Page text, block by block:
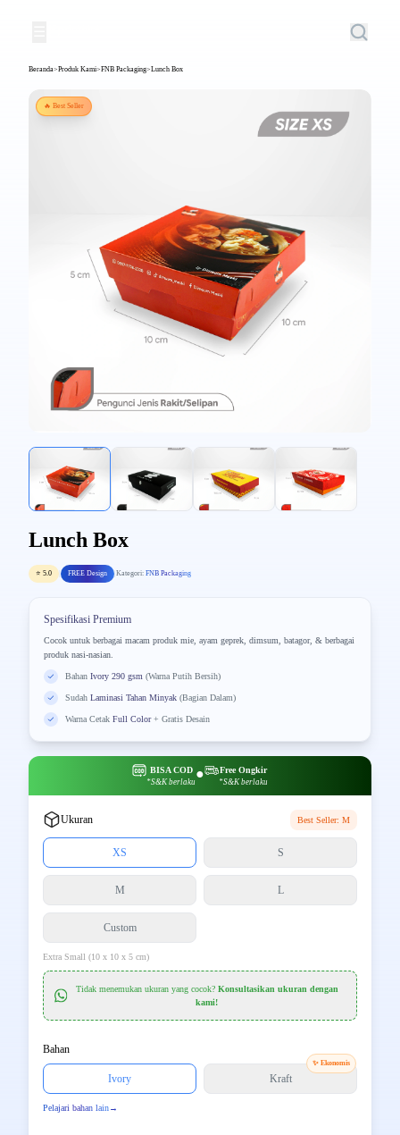
Beranda>Produk Kami>FNB Packaging>Lunch Box
🔥 Best Seller
Lunch Box
⭐ 5.0 FREE Design Kategori: FNB Packaging
Spesifikasi Premium
Cocok untuk berbagai macam produk mie, ayam geprek, dimsum, batagor, & berbagai
produk nasi-nasian.
Bahan Ivory 290 gsm (Warna Putih Bersih)
Sudah Laminasi Tahan Minyak (Bagian Dalam)
Warna Cetak Full Color+ Gratis Desain
BISA COD
*S&K berlaku
● Free Ongkir
*S&K berlaku
Ukuran Best Seller: M
XS S
M L
Custom
Extra Small (10 x 10 x 5 cm)
Tidak menemukan ukuran yang cocok? Konsultasikan ukuran dengan
kami!
Bahan
Ivory Kraft
✨ Ekonomis
Pelajari bahan lain→